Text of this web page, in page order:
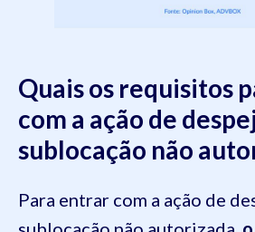
Quais os requisitos
com a ação de
sublocação não
Para entrar com a ação de